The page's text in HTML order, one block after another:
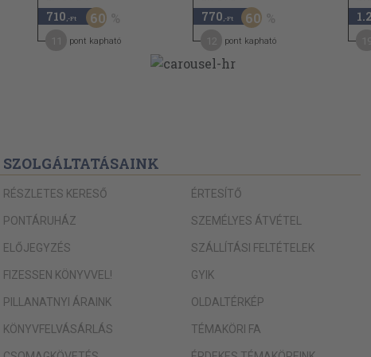
710 ,-Ft 60
pont kapható
770 ,-Ft 60
pont kapható
SZOLGÁLTATÁSAINK
RÉSZLETES KERESŐ
PONTÁRUHÁZ
ELŐJEGYZÉS
FIZESSEN KÖNYVVEL!
PILLANATNYI ÁRAINK
KÖNYVFELVÁSÁRLÁS
ÉRTESÍTŐ
SZEMÉLYES ÁTVÉTEL
SZÁLLÍTÁSI FELTÉTELEK
GYIK
OLDALTÉRKÉP
TÉMAKÖRI FA